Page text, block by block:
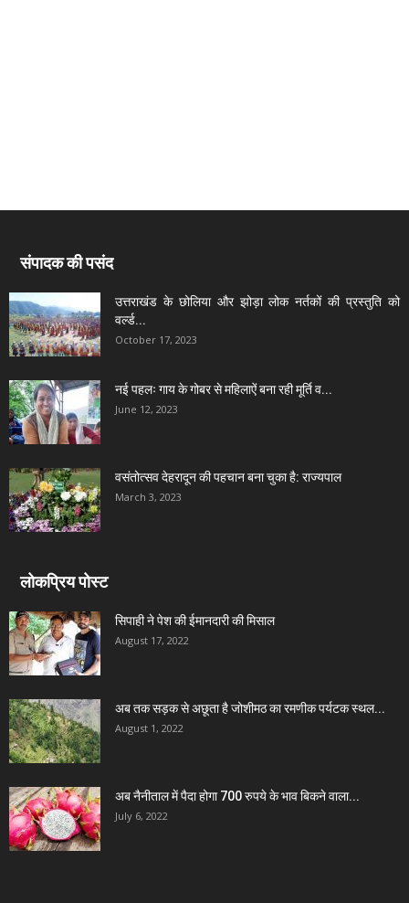
संपादक की पसंद
उत्तराखंड के छोलिया और झोड़ा लोक नर्तकों की प्रस्तुति को
वर्ल्ड...
October 17, 2023
नई पहलः गाय के गोबर से महिलाऐं बना रही मूर्ति व...
June 12, 2023
वसंतोत्सव देहरादून की पहचान बना चुका है: राज्यपाल
March 3, 2023
लोकप्रिय पोस्ट
सिपाही ने पेश की ईमानदारी की मिसाल
August 17, 2022
अब तक सड़क से अछूता है जोशीमठ का रमणीक पर्यटक स्थल...
August 1, 2022
अब नैनीताल में पैदा होगा 700 रुपये के भाव बिकने वाला...
July 6, 2022